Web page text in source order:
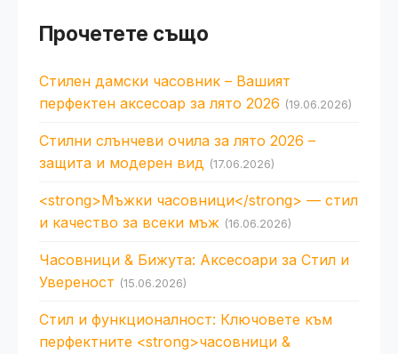
Прочетете също
Стилен дамски часовник – Вашият
перфектен аксесоар за лято 2026 (19.06.2026)
Стилни слънчеви очила за лято 2026 –
защита и модерен вид (17.06.2026)
<strong>Мъжки часовници</strong> — стил
и качество за всеки мъж (16.06.2026)
Часовници & Бижута: Аксесоари за Стил и
Увереност (15.06.2026)
Стил и функционалност: Ключовете към
перфектните <strong>часовници &